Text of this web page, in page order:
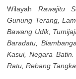
Wilayah Rawajitu
Gunung Terang,
Bawang Udik,
Baradatu,
Kasui, Negara
Ratu, Rebang